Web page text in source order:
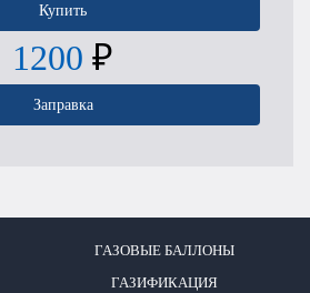
Купить
1200 ₽
Заправка
ГАЗОВЫЕ БАЛЛОНЫ
ГАЗИФИКАЦИЯ